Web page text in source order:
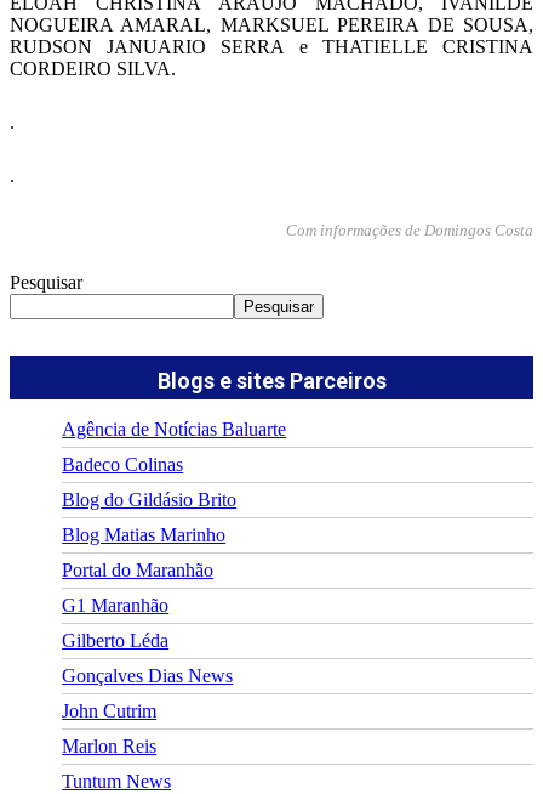
NOGUEIRA AMARAL, MARKSUEL PEREIRA DE SOUSA,
RUDSON JANUARIO SERRA e THATIELLE CRISTINA
CORDEIRO SILVA.
.
.
Com informações de Domingos Costa
Pesquisar
Pesquisar
Blogs e sites Parceiros
Agência de Notícias Baluarte
Badeco Colinas
Blog do Gildásio Brito
Blog Matias Marinho
Portal do Maranhão
G1 Maranhão
Gilberto Léda
Gonçalves Dias News
John Cutrim
Marlon Reis
Tuntum News